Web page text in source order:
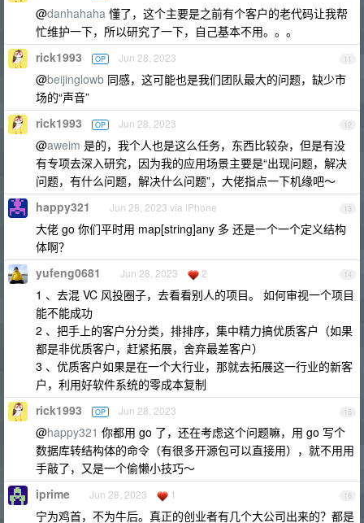
@danhahaha 懂了，这个主要是之前有个客户的老代码让我帮
忙维护一下，所以研究了一下，自己基本不用。。。
11
rick1993 OP Jun 28, 2023
@beijinglowb 同感，这可能也是我们团队最大的问题，缺少市
场的“声音”
12
rick1993 OP Jun 28, 2023
@aweim 是的，我个人也是这么任务，东西比较杂，但是有没
有专项去深入研究，因为我的应用场景主要是“出现问题，解决
问题，有什么问题，解决什么问题”，大佬指点一下机缘吧～
13
happy321 Jun 28, 2023 via iPhone
大佬 go 你们平时用 map[string]any 多 还是一个一个定义结构
体啊？
14
yufeng0681 Jun 28, 2023 2
1 、去混 VC 风投圈子，去看看别人的项目。 如何审视一个项目
能不能成功
2 、把手上的客户分分类，排排序，集中精力搞优质客户（如果
都是非优质客户，赶紧拓展，舍弃最差客户）
3 、优质客户如果是在一个大行业，那就去拓展这一行业的新客
户，利用好软件系统的零成本复制
15
rick1993 OP Jun 28, 2023
@happy321 你都用 go 了，还在考虑这个问题嘛，用 go 写个
数据库转结构体的命令（有很多开源包可以直接用），就不用用
手敲了，又是一个偷懒小技巧～
16
iprime Jun 28, 2023 1
宁为鸡首，不为牛后。真正的创业者有几个大公司出来的？都是